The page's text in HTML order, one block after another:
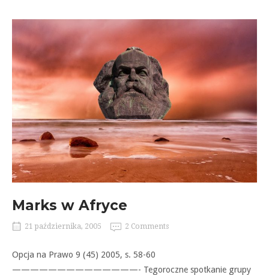
Marks w Afryce
21 października, 2005 2 Comments
Opcja na Prawo 9 (45) 2005, s. 58-60
——————————————- Tegoroczne spotkanie grupy